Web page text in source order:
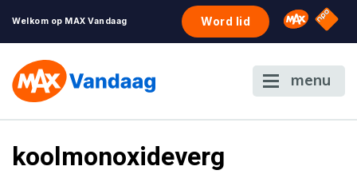
Welkom op MAX Vandaag Word lid Omroep
NPO
menu
koolmonoxideverg